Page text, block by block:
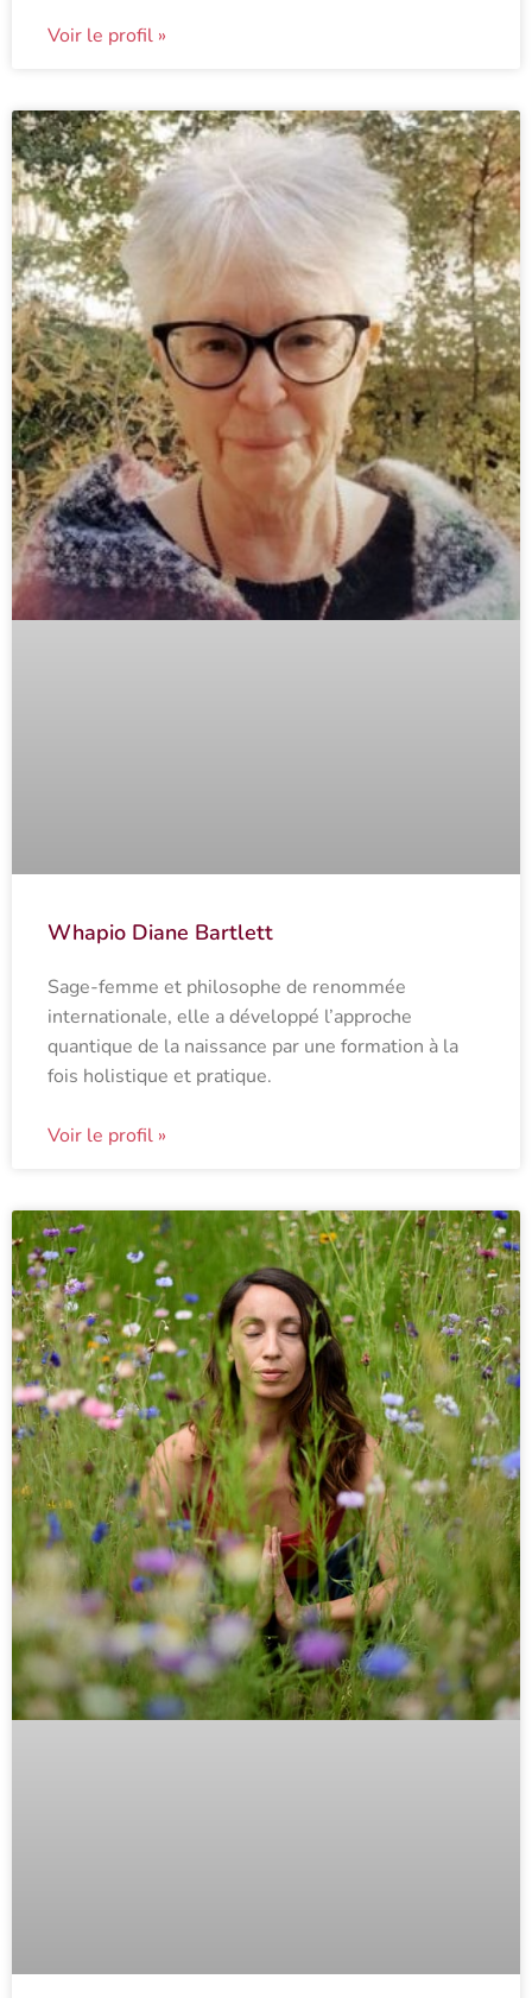
Voir le profil »
Whapio Diane Bartlett
Sage-femme et philosophe de renommée
internationale, elle a développé l’approche
quantique de la naissance par une formation à la
fois holistique et pratique.
Voir le profil »